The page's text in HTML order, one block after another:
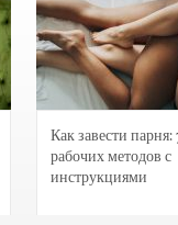
Как завести парня:
рабочих методов с
инструкциями